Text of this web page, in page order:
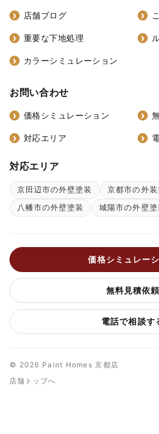
店舗ブログ
重要な下地処理
カラーシミュレーション
お問い合わせ
価格シミュレーション
対応エリア
対応エリア
京田辺市の外壁塗装
京都市の外装
八幡市の外壁塗装
城陽市の外壁塗
価格シミュレー
無料見積依頼
電話で相談す
© 2026 Paint Homes 京都店
店舗トップへ